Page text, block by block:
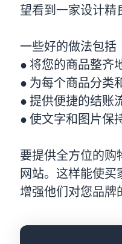
望看到一家设计精
一些好的做法包括
● 将您的商品整齐
● 为每个商品分类
● 提供便捷的结账
● 使文字和图片保
要提供全方位的购
网站。这样能使
增强他们对您品牌